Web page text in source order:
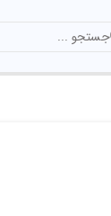
جستجو ...